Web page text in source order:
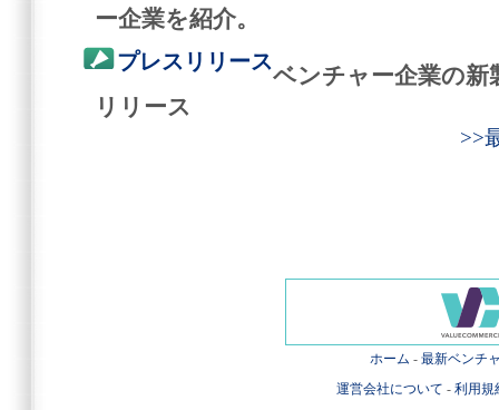
ー企業を紹介。
プレスリリース
ベンチャー企業の新
リリース
>>
ホーム - 最新ベンチ
運営会社について - 利用規